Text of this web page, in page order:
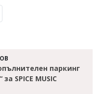
паркинг
SPICE MUSIC